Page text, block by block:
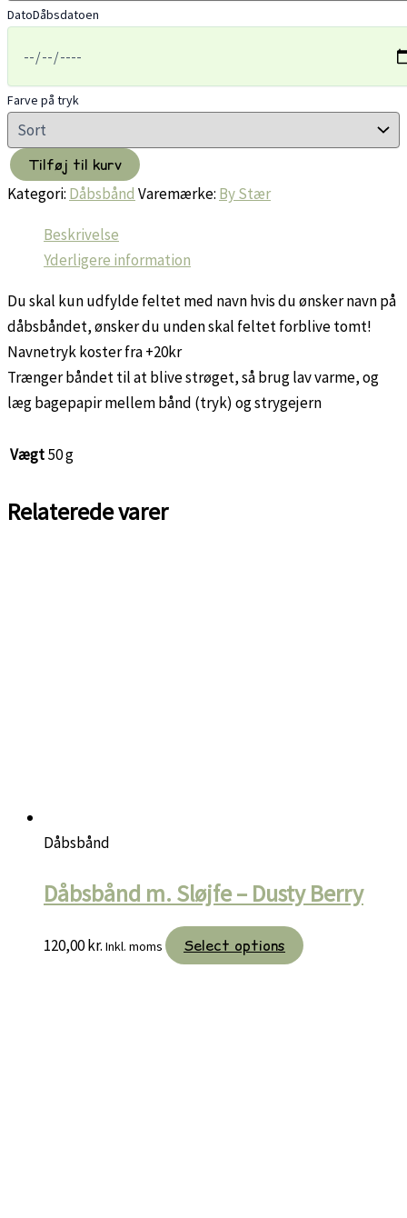
DatoDåbsdatoen
Farve på tryk
Dåbsbånd
m.
Tilføj til kurv
Kategori: Dåbsbånd Varemærke: By Stær
Beskrivelse
Yderligere information
Du skal kun udfylde feltet med navn hvis du ønsker navn på
dåbsbåndet, ønsker du unden skal feltet forblive tomt!
Navnetryk koster fra +20kr
Trænger båndet til at blive strøget, så brug lav varme, og
læg bagepapir mellem bånd (tryk) og strygejern
Vægt50 g
Relaterede varer
Dåbsbånd
Dåbsbånd m. Sløjfe – Dusty Berry
120,00kr. Inkl. moms Select options